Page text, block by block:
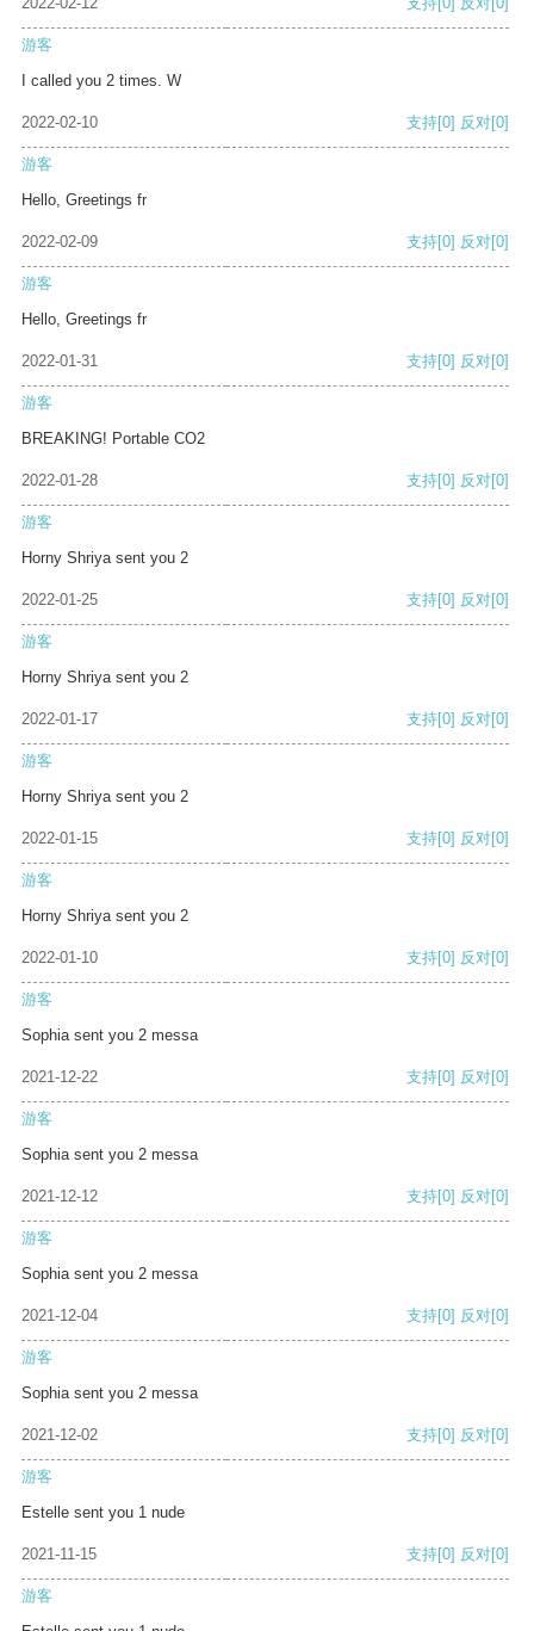
游客
I called you 2 times. W
2022-02-10 支持[0] 反对[0]
游客
Hello, Greetings fr
2022-02-09 支持[0] 反对[0]
游客
Hello, Greetings fr
2022-01-31 支持[0] 反对[0]
游客
BREAKING! Portable CO2
2022-01-28 支持[0] 反对[0]
游客
Horny Shriya sent you 2
2022-01-25 支持[0] 反对[0]
游客
Horny Shriya sent you 2
2022-01-17 支持[0] 反对[0]
游客
Horny Shriya sent you 2
2022-01-15 支持[0] 反对[0]
游客
Horny Shriya sent you 2
2022-01-10 支持[0] 反对[0]
游客
Sophia sent you 2 messa
2021-12-22 支持[0] 反对[0]
游客
Sophia sent you 2 messa
2021-12-12 支持[0] 反对[0]
游客
Sophia sent you 2 messa
2021-12-04 支持[0] 反对[0]
游客
Sophia sent you 2 messa
2021-12-02 支持[0] 反对[0]
游客
Estelle sent you 1 nude
2021-11-15 支持[0] 反对[0]
游客